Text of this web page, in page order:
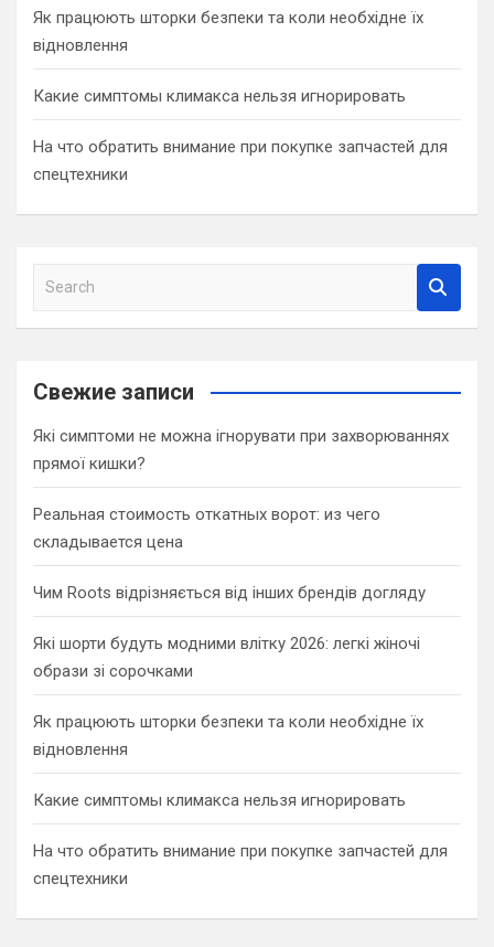
Як працюють шторки безпеки та коли необхідне їх
відновлення
Какие симптомы климакса нельзя игнорировать
На что обратить внимание при покупке запчастей для
спецтехники
a
c
Свежие записи
Які симптоми не можна ігнорувати при захворюваннях
прямої кишки?
Реальная стоимость откатных ворот: из чего
складывается цена
Чим Roots відрізняється від інших брендів догляду
Які шорти будуть модними влітку 2026: легкі жіночі
образи зі сорочками
Як працюють шторки безпеки та коли необхідне їх
відновлення
Какие симптомы климакса нельзя игнорировать
На что обратить внимание при покупке запчастей для
спецтехники